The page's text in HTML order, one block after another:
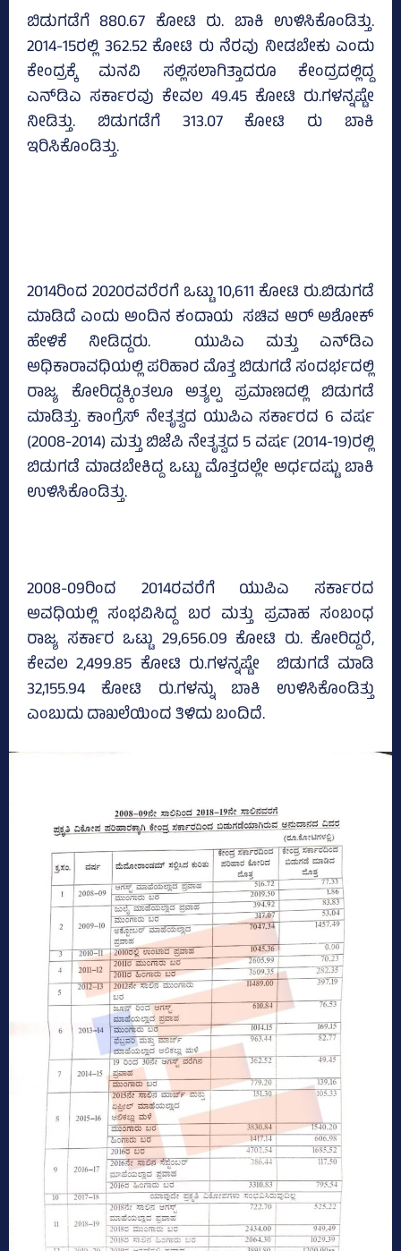
ಬಿಡುಗಡೆಗೆ 880.67 ಕೋಟಿ ರು. ಬಾಕಿ ಉಳಿಸಿಕೊಂಡಿತ್ತು.
2014-15ರಲ್ಲಿ 362.52 ಕೋಟಿ ರು ನೆರವು ನೀಡಬೇಕು ಎಂದು
ಕೇಂದ್ರಕ್ಕೆ ಮನವಿ ಸಲ್ಲಿಸಲಾಗಿತ್ತಾದರೂ ಕೇಂದ್ರದಲ್ಲಿದ್ದ
ಎನ್‌ಡಿಎ ಸರ್ಕಾರವು ಕೇವಲ 49.45 ಕೋಟಿ ರು.ಗಳನ್ನಷ್ಟೇ
ನೀಡಿತ್ತು. ಬಿಡುಗಡೆಗೆ 313.07 ಕೋಟಿ ರು ಬಾಕಿ
ಇರಿಸಿಕೊಂಡಿತ್ತು.
2014ರಿಂದ 2020ರವರೆರಗೆ ಒಟ್ಟು 10,611 ಕೋಟಿ ರು.ಬಿಡುಗಡೆ
ಮಾಡಿದೆ ಎಂದು ಅಂದಿನ ಕಂದಾಯ ಸಚಿವ ಆರ್‌ ಅಶೋಕ್‌
ಹೇಳಿಕೆ ನೀಡಿದ್ದರು. ಯುಪಿಎ ಮತ್ತು ಎನ್‌ಡಿಎ
ಅಧಿಕಾರಾವಧಿಯಲ್ಲಿ ಪರಿಹಾರ ಮೊತ್ತ ಬಿಡುಗಡೆ ಸಂದರ್ಭದಲ್ಲಿ
ರಾಜ್ಯ ಕೋರಿದ್ದಕ್ಕಿಂತಲೂ ಅತ್ಯಲ್ಪ ಪ್ರಮಾಣದಲ್ಲಿ ಬಿಡುಗಡೆ
ಮಾಡಿತ್ತು. ಕಾಂಗ್ರೆಸ್‌ ನೇತೃತ್ವದ ಯುಪಿಎ ಸರ್ಕಾರದ 6 ವರ್ಷ
(2008-2014) ಮತ್ತು ಬಿಜೆಪಿ ನೇತೃತ್ವದ 5 ವರ್ಷ (2014-19)ರಲ್ಲಿ
ಬಿಡುಗಡೆ ಮಾಡಬೇಕಿದ್ದ ಒಟ್ಟು ಮೊತ್ತದಲ್ಲೇ ಅರ್ಧದಷ್ಟು ಬಾಕಿ
ಉಳಿಸಿಕೊಂಡಿತ್ತು.
2008-09ರಿಂದ 2014ರವರೆಗೆ ಯುಪಿಎ ಸರ್ಕಾರದ
ಅವಧಿಯಲ್ಲಿ ಸಂಭವಿಸಿದ್ದ ಬರ ಮತ್ತು ಪ್ರವಾಹ ಸಂಬಂಧ
ರಾಜ್ಯ ಸರ್ಕಾರ ಒಟ್ಟು 29,656.09 ಕೋಟಿ ರು. ಕೋರಿದ್ದರೆ,
ಕೇವಲ 2,499.85 ಕೋಟಿ ರು.ಗಳನ್ನಷ್ಟೇ ಬಿಡುಗಡೆ ಮಾಡಿ
32,155.94 ಕೋಟಿ ರು.ಗಳನ್ನು ಬಾಕಿ ಉಳಿಸಿಕೊಂಡಿತ್ತು
ಎಂಬುದು ದಾಖಲೆಯಿಂದ ತಿಳಿದು ಬಂದಿದೆ.